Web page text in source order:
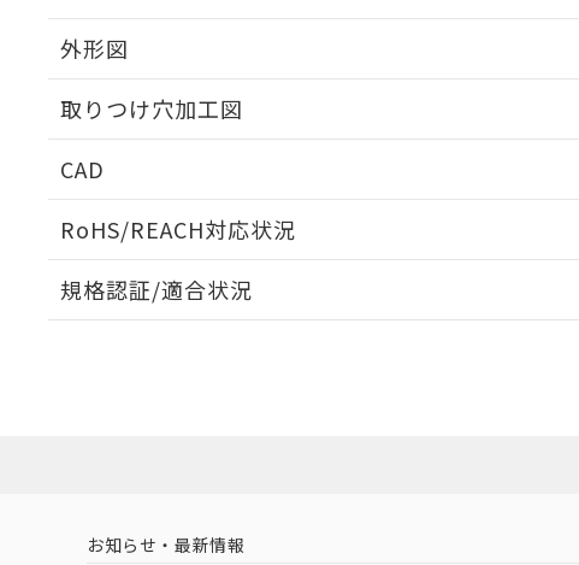
外形図
取りつけ穴加工図
CAD
RoHS/REACH対応状況
EU RoHS 注意事項・凡例
中国 RoHS 注意事項・凡例
規格認証/適合状況
（イギリス
（ノルウェー
お知らせ・最新情報